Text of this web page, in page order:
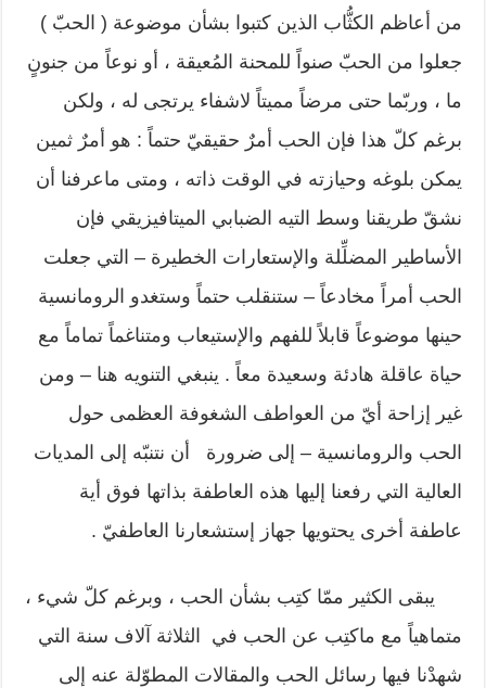
من أعاظم الكثُّاب الذين كتبوا بشأن موضوعة ( الحبّ )
جعلوا من الحبّ صنواً للمحنة المُعيقة ، أو نوعاً من جنونٍ
ما ، وربّما حتى مرضاً مميتاً لاشفاء يرتجى له ، ولكن
برغم كلّ هذا فإن الحب أمرٌ حقيقيّ حتماً : هو أمرٌ ثمين
يمكن بلوغه وحيازته في الوقت ذاته ، ومتى ماعرفنا أن
نشقّ طريقنا وسط التيه الضبابي الميتافيزيقي فإن
الأساطير المضلِّلة والإستعارات الخطيرة – التي جعلت
الحب أمراً مخادعاً – ستنقلب حتماً وستغدو الرومانسية
حينها موضوعاً قابلاً للفهم والإستيعاب ومتناغماً تماماً مع
حياة عاقلة هادئة وسعيدة معاً . ينبغي التنويه هنا – ومن
غير إزاحة أيّ من العواطف الشغوفة العظمى حول
الحب والرومانسية – إلى ضرورة أن نتنبّه إلى المديات
العالية التي رفعنا إليها هذه العاطفة بذاتها فوق أية
عاطفة أخرى يحتويها جهاز إستشعارنا العاطفيّ .
يبقى الكثير ممّا كتِب بشأن الحب ، وبرغم كلّ شيء ،
متماهياً مع ماكتِب عن الحب في الثلاثة آلاف سنة التي
شهدْنا فيها رسائل الحب والمقالات المطوّلة عنه إلى